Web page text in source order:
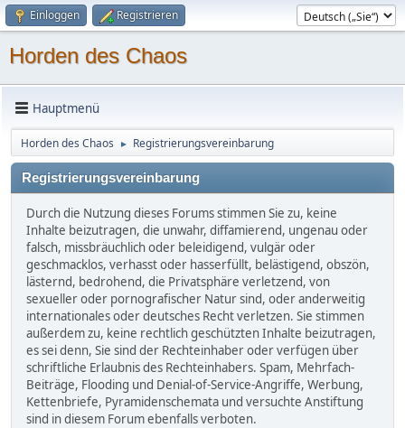
Einloggen Registrieren
Horden des Chaos
Hauptmenü
Horden des Chaos ► Registrierungsvereinbarung
Registrierungsvereinbarung
Durch die Nutzung dieses Forums stimmen Sie zu, keine
Inhalte beizutragen, die unwahr, diffamierend, ungenau oder
falsch, missbräuchlich oder beleidigend, vulgär oder
geschmacklos, verhasst oder hasserfüllt, belästigend, obszön,
lästernd, bedrohend, die Privatsphäre verletzend, von
sexueller oder pornografischer Natur sind, oder anderweitig
internationales oder deutsches Recht verletzen. Sie stimmen
außerdem zu, keine rechtlich geschützten Inhalte beizutragen,
es sei denn, Sie sind der Rechteinhaber oder verfügen über
schriftliche Erlaubnis des Rechteinhabers. Spam, Mehrfach-
Beiträge, Flooding und Denial-of-Service-Angriffe, Werbung,
Kettenbriefe, Pyramidenschemata und versuchte Anstiftung
sind in diesem Forum ebenfalls verboten.